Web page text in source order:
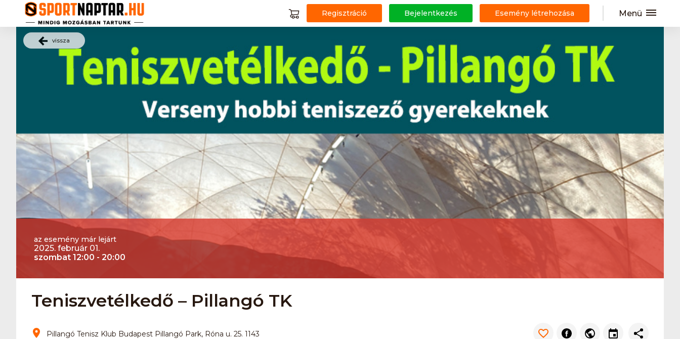
Regisztráció Bejelentkezés Esemény létrehozása Menü
vissza
az esemény már lejárt
2025. február 01.
szombat 12:00 - 20:00
Teniszvetélkedő – Pillangó TK
Pillangó Tenisz Klub Budapest Pillangó Park, Róna u. 25. 1143